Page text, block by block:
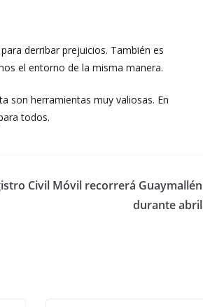
derribar prejuicios. También es
el entorno de la misma manera.
son herramientas muy valiosas. En
todos.
Civil Móvil recorrerá Guaymallén
durante abril